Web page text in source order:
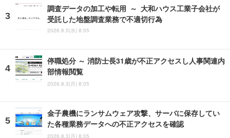
調査データの加工や転用 ～ 大和ハウス工業子会社が
受託した地盤調査業務で不適切行為
2026.8.5(水) 8:05
停職処分 ～ 消防士長31歳が不正アクセスし人事関連内
部情報閲覧
2026.8.3(月) 8:05
金子農機にランサムウェア攻撃、サーバに保存してい
た各種業務データへの不正アクセスを確認
2026.8.3(月) 8:05